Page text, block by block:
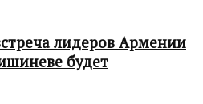
лидеров Армении
будет